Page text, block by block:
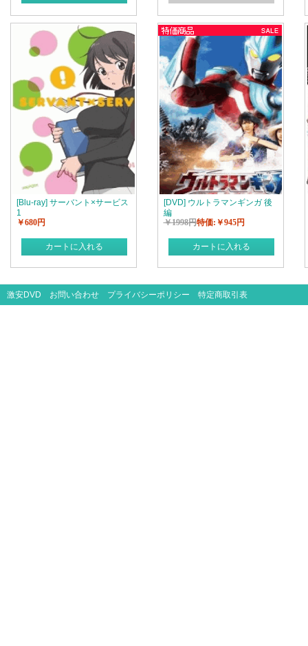
[Blu-ray] サーバント×サービス
1
￥680円
カートに入れる
[DVD] ウルトラマンギンガ 後
編
￥1998円特価:￥945円
カートに入れる
激安DVD お問い合わせ プライバシーポリシー 特定商取引表